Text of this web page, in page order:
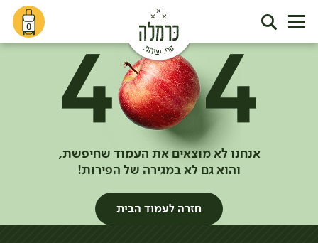
0
אנחנו לא מוצאים את העמוד שחיפשת,
והוא גם לא במגירה של הפירות!
חזרה לעמוד הבית